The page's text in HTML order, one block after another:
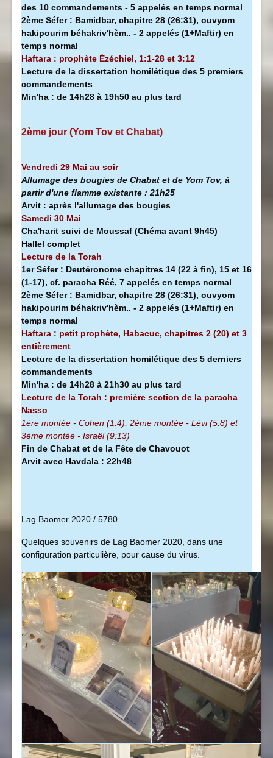
des 10 commandements - 5 appelés en temps normal
2ème Séfer : Bamidbar, chapitre 28 (26:31), ouvyom
hakipourim béhakriv'hèm.. - 2 appelés (1+Maftir) en
temps normal
Haftara : prophète Ézéchiel, 1:1-28 et 3:12
Lecture de la dissertation homilétique des 5 premiers
commandements
Min'ha : de 14h28 à 19h50 au plus tard
2ème jour (Yom Tov et Chabat)
Vendredi 29 Mai au soir
Allumage des bougies de Chabat et de Yom Tov, à
partir d'une flamme existante : 21h25
Arvit : après l'allumage des bougies
Samedi 30 Mai
Cha'harit suivi de Moussaf (Chéma avant 9h45)
Hallel complet
Lecture de la Torah
1er Séfer : Deutéronome chapitres 14 (22 à fin), 15 et 16
(1-17), cf. paracha Réé, 7 appelés en temps normal
2ème Séfer : Bamidbar, chapitre 28 (26:31), ouvyom
hakipourim béhakriv'hèm.. - 2 appelés (1+Maftir) en
temps normal
Haftara : petit prophète, Habacuc, chapitres 2 (20) et 3
entièrement
Lecture de la dissertation homilétique des 5 derniers
commandements
Min'ha : de 14h28 à 21h30 au plus tard
Lecture de la Torah : première section de la paracha
Nasso
1ère montée - Cohen (1:4), 2ème montée - Lévi (5:8) et
3ème montée - Israël (9:13)
Fin de Chabat et de la Fête de Chavouot
Arvit avec Havdala : 22h48
Lag Baomer 2020 / 5780
Quelques souvenirs de Lag Baomer 2020, dans une
configuration particulière, pour cause du virus.